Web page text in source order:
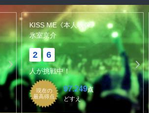
KISS ME《本人映像》
氷室京介
2 6
人が挑戦中！
現在の
最高得点
97.249点
どすえ